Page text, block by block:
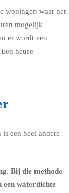
woningen waar het
mogelijk
er wordt een
heuse
een heel andere
Bij die methode
een waterdichte